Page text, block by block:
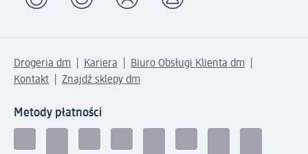
Drogeria dm Kariera
Biuro Obsługi Klienta dm
Kontakt
Znajdź sklepy dm
Metody płatności